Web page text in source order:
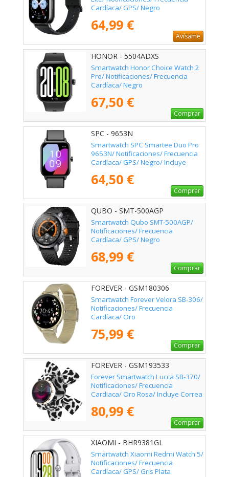
Cardíaca/ GPS/ Negro
64,99 €
Avísame
HONOR - 5504ADXS
Smartwatch Honor Choice Watch 2
Pro/ Notificaciones/ Frecuencia
Cardíaca/ Negro
67,50 €
Comprar
SPC - 9653N
Smartwatch SPC Smartee Duo Pro
9653N/ Notificaciones/ Frecuencia
Cardíaca/ GPS/ Negro/ Incluye
64,50 €
Comprar
QUBO - SMT-500AGP
Smartwatch Qubo SMT-500AGP/
Notificaciones/ Frecuencia
Cardíaca/ GPS/ Negro
68,99 €
Comprar
FOREVER - GSM180306
Smartwatch Forever Velora SB-306/
Notificaciones/ Frecuencia
Cardíaca/ Oro
75,99 €
Comprar
FOREVER - GSM193533
Forever Smartwatch Lucca SB-370/
Notificaciones/ Frecuencia
Cardiaca/ Oro Rosa/ Incluye Correa
80,99 €
Comprar
XIAOMI - BHR9381GL
Smartwatch Xiaomi Redmi Watch 5/
Notificaciones/ Frecuencia
Cardíaca/ GPS/ Gris Plata